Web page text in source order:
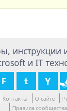
инструкции
и IT
Контакты О сайте
Правила сообщества